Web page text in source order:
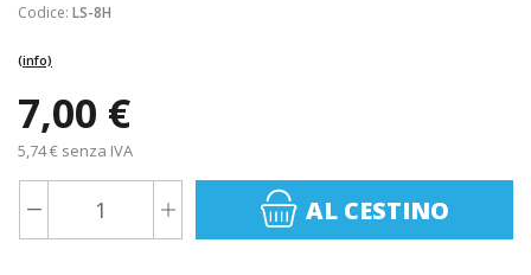
Codice: LS-8H
(info)
7,00 €
5,74 € senza IVA
AL CESTINO